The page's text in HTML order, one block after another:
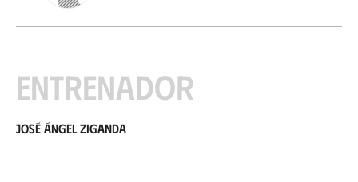
Entrenador
José Ángel Ziganda